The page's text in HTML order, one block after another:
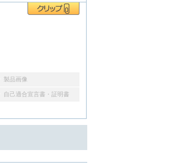
製品画像
自己適合宣言書・証明書